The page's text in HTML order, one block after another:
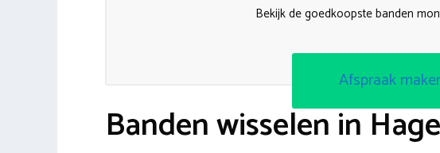
Bekijk de goedkoopste banden
Afspraak
Banden wisselen in